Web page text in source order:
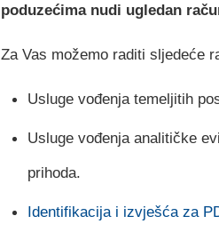
poduzećima nudi ugledan
Za Vas možemo raditi sljedeće
Usluge vođenja temeljitih
Usluge vođenja analitičke
prihoda.
Identifikacija i izvješća za